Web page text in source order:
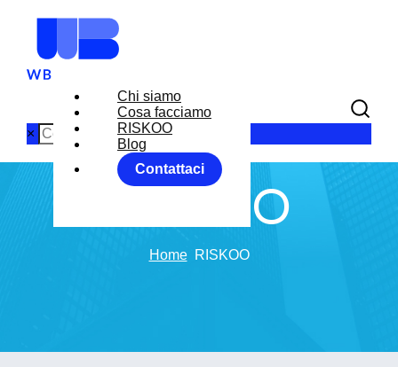
Chi siamo
Cosa facciamo
RISKOO
Blog
Contattaci
×
RISKOO
Home RISKOO